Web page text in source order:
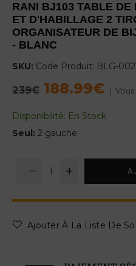
RANI BJ103 TABLE DE
ET D'HABILLAGE 2
ORGANISATEUR DE
- BLANC
SKU: Code Produit: BLG-
Regular
239€ 188.99€ |
Disponibilité: En Stock
Seul: 2 gauche
Ajouter À La Liste De